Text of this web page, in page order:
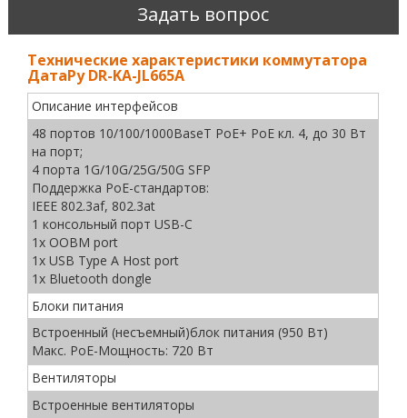
Задать вопрос
Технические характеристики коммутатора
ДатаРу DR-KА-JL665A
Описание интерфейсов
48 портов 10/100/1000BaseT PoE+ PoE кл. 4, до 30 Вт
на порт;
4 порта 1G/10G/25G/50G SFP
Поддержка PoE-стандартов:
IEEE 802.3af, 802.3at
1 консольный порт USB-C
1x OOBM port
1x USB Type A Host port
1x Bluetooth dongle
Блоки питания
Встроенный (несъемный)блок питания (950 Вт)
Макс. PoE-Мощность: 720 Вт
Вентиляторы
Встроенные вентиляторы